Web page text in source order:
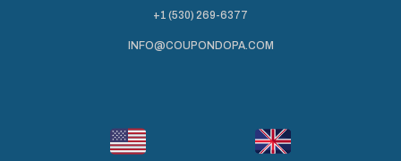
+1 (530) 269-6377
INFO@COUPONDOPA.COM